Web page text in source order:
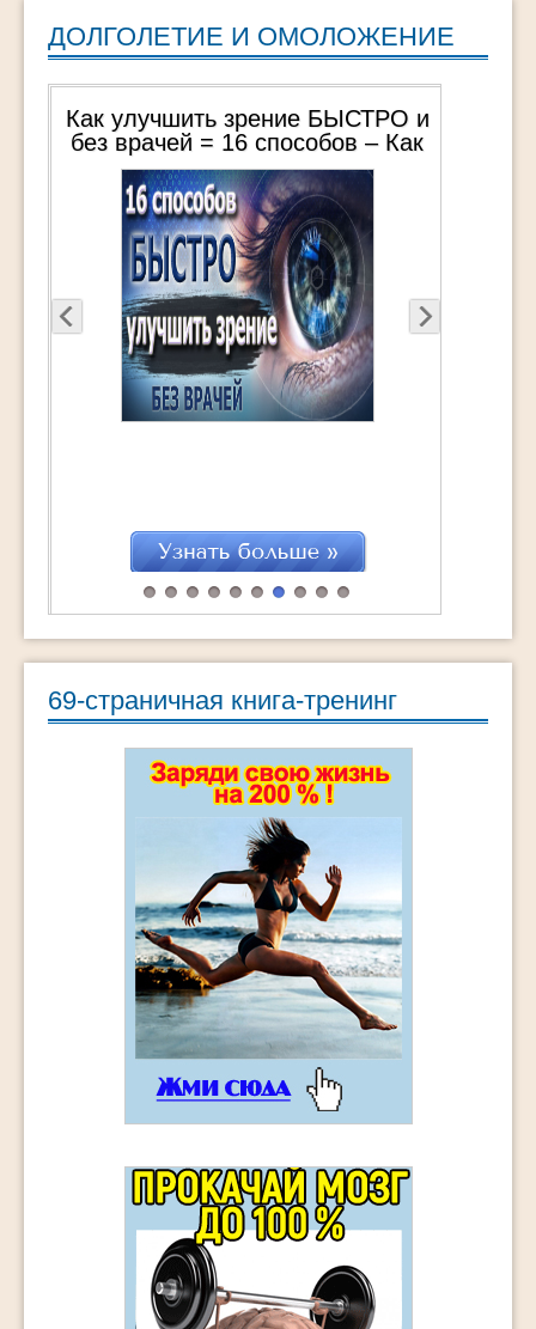
ДОЛГОЛЕТИЕ И ОМОЛОЖЕНИЕ
улучшить зрение БЫСТРО и
врачей = 16 способов – Как
сохранить и восстановить
хорошее зрение
12 Простых
жрать и НЕ
69-страничная книга-тренинг